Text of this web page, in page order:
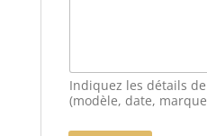
Indiquez les détails
(modèle, date,